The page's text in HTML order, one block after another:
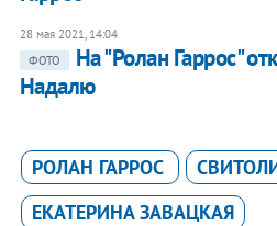
28 мая 2021, 14:04
ФОТО
На "Ролан Гаррос"
Надалю
РОЛАН ГАРРОС
ЕКАТЕРИНА ЗАВАЦКАЯ